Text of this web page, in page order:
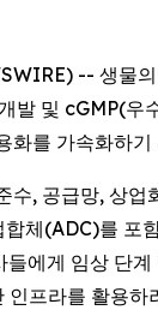
-- 생물
및 cGMP(우
를 가속화하
, 공급망, 상
체(ADC)를
게 임상 단
프라를 활용